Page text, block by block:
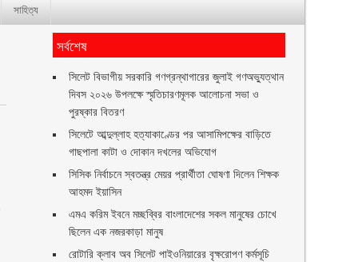
সাহিত্য
সর্বশেষ
সিলেট বিভাগীয় সরকারি গণগ্রন্থাগারের জুলাই গণঅভ্যুত্থান
দিবস ২০২৬ উপলক্ষে স্মৃতিচারণমূলক আলোচনা সভা ও
পুরষ্কার বিতরণ ‎ ‎
সিলেটে আব্দুল্লাহ হত্যাকাণ্ডের পর আসামিপক্ষের বাড়িতে
গাছপালা কাটা ও দোকান দখলের অভিযোগ
সিসিক নির্বাচনে স্বতন্ত্র মেয়র প্রার্থীতা ঘোষণা দিলেন শিক্ষক
আহমদ ইয়াসিন
এমএ করিম ইবনে মচ্ছব্বির বাংলাদেশের সকল মানুষের চোখে
ছিলেন এক নজরকাড়া মানুষ ‎
রোটারি ক্লাব অব সিলেট পাইওনিয়ারের বৃক্ষরোপণ কর্মসূচি